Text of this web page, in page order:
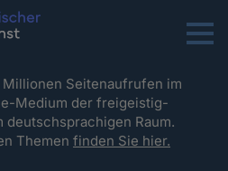
Menu
Seitenaufrufen im
Medium der freigeistig-
deutschsprachigen Raum.
Themenfinden Sie hier.